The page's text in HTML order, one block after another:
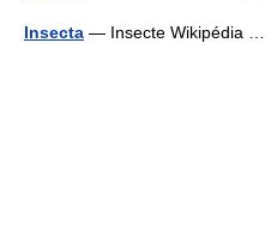
Insecta — Insecte Wikipédia …